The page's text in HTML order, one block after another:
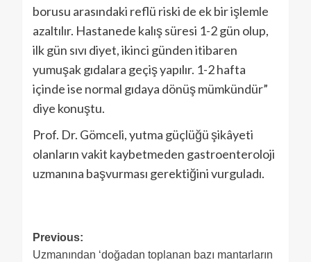
borusu arasındaki reflü riski de ek bir işlemle
azaltılır. Hastanede kalış süresi 1-2 gün olup,
ilk gün sıvı diyet, ikinci günden itibaren
yumuşak gıdalara geçiş yapılır. 1-2 hafta
içinde ise normal gıdaya dönüş mümkündür”
diye konuştu.
Prof. Dr. Gömceli, yutma güçlüğü şikâyeti
olanların vakit kaybetmeden gastroenteroloji
uzmanına başvurması gerektiğini vurguladı.
Previous:
Uzmanından ‘doğadan toplanan bazı mantarların